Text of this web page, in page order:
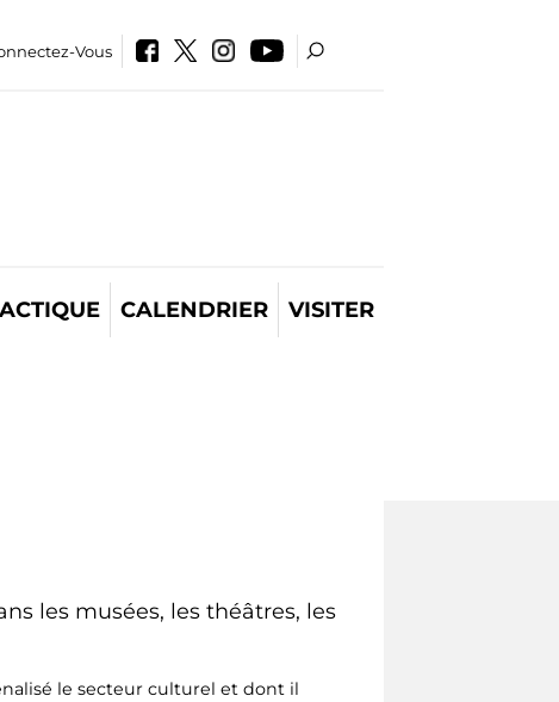
Vous
CALENDRIER VISITER
les musées, les théâtres, les
le secteur culturel et dont il